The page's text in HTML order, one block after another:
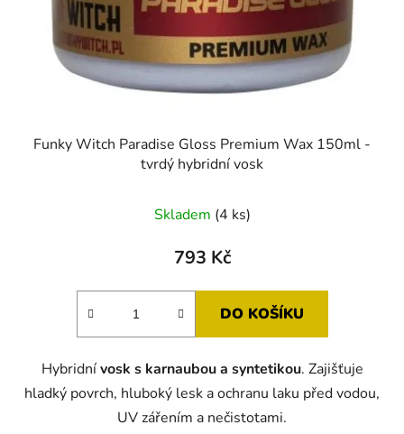
Funky Witch Paradise Gloss Premium Wax 150ml -
tvrdý hybridní vosk
Skladem (4 ks)
793 Kč
DO KOŠÍKU
Hybridnívosk s karnaubou a syntetikou. Zajišťuje
hladký povrch, hluboký lesk a ochranu laku před vodou,
UV zářením a nečistotami.